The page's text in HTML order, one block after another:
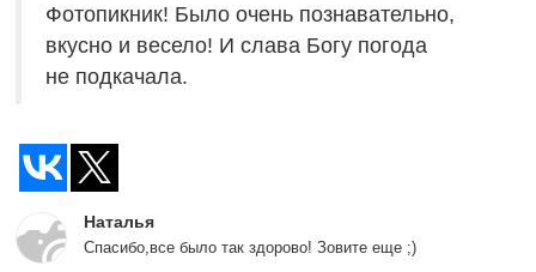
Фотопикник! Было очень познавательно,
вкусно и весело! И слава Богу погода
не подкачала.
Наталья
Спасибо,все было так здорово! Зовите еще ;)